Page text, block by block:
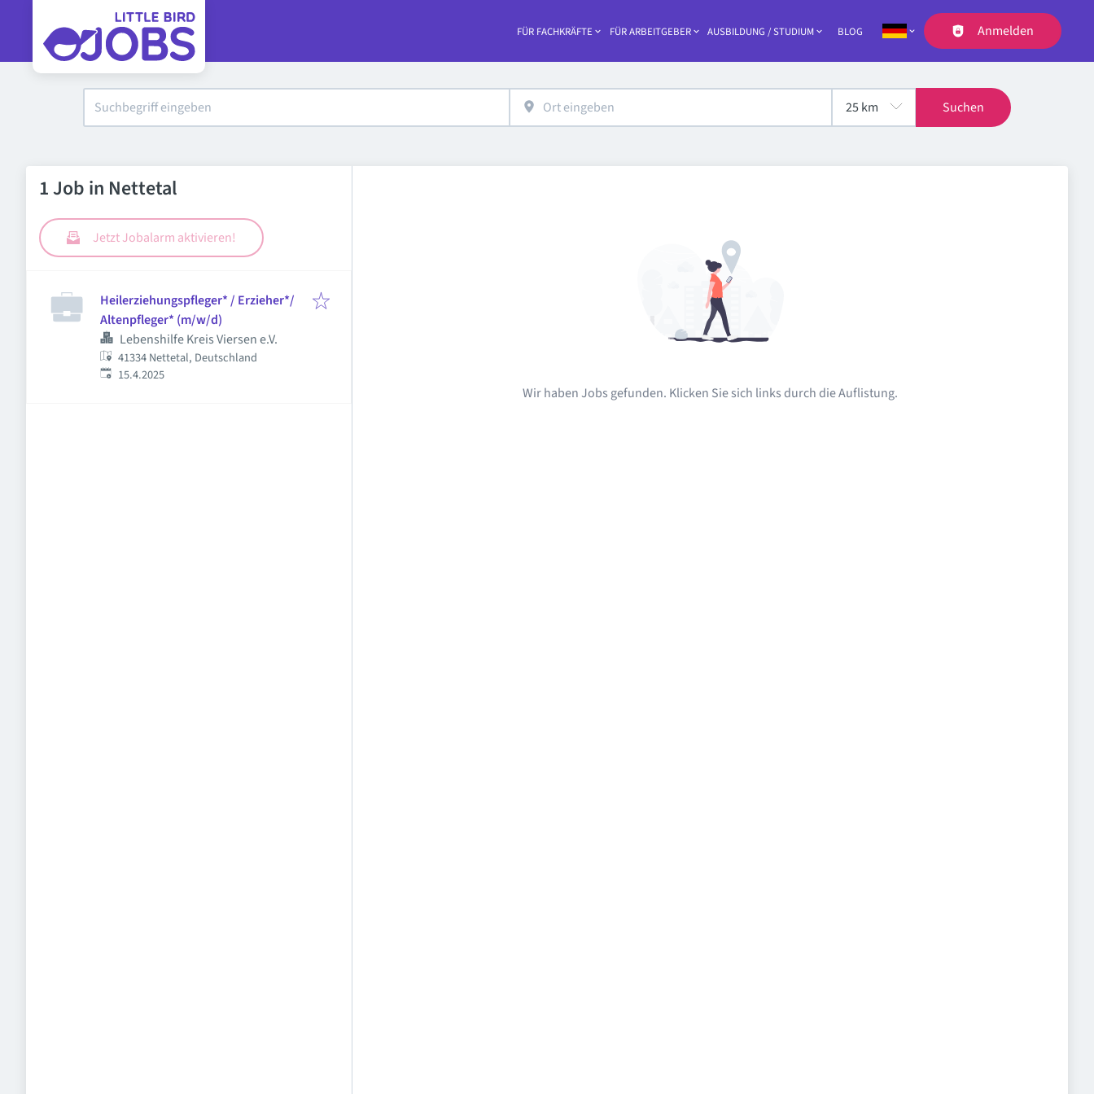
Haupt-Navigation
FÜR FACHKRÄFTE FÜR ARBEITGEBER AUSBILDUNG / STUDIUM BLOG Anmelden
Suchen
1 Job in Nettetal
Jetzt Jobalarm aktivieren!
Heilerziehungspfleger* / Erzieher*/
Altenpfleger* (m/w/d)
Lebenshilfe Kreis Viersen e.V.
41334 Nettetal, Deutschland
Veröffentlicht
15.4.2025
Wir haben Jobs gefunden. Klicken Sie sich links durch die Auflistung.